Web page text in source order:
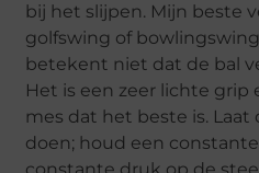
bij het slijpen. Mijn beste
golfswing of
betekent niet dat de bal
Het is een zeer lichte grip
mes dat het beste is.
doen; houd een